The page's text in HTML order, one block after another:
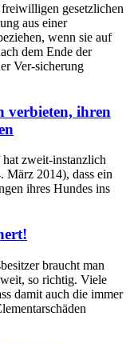
gesetzlichen
aus einer
wenn sie auf
dem Ende der
Ver-sicherung
verbieten, ihren
zweit-instanzlich
März 2014), dass ein
ihres Hundes ins
braucht man
so richtig. Viele
damit auch die immer